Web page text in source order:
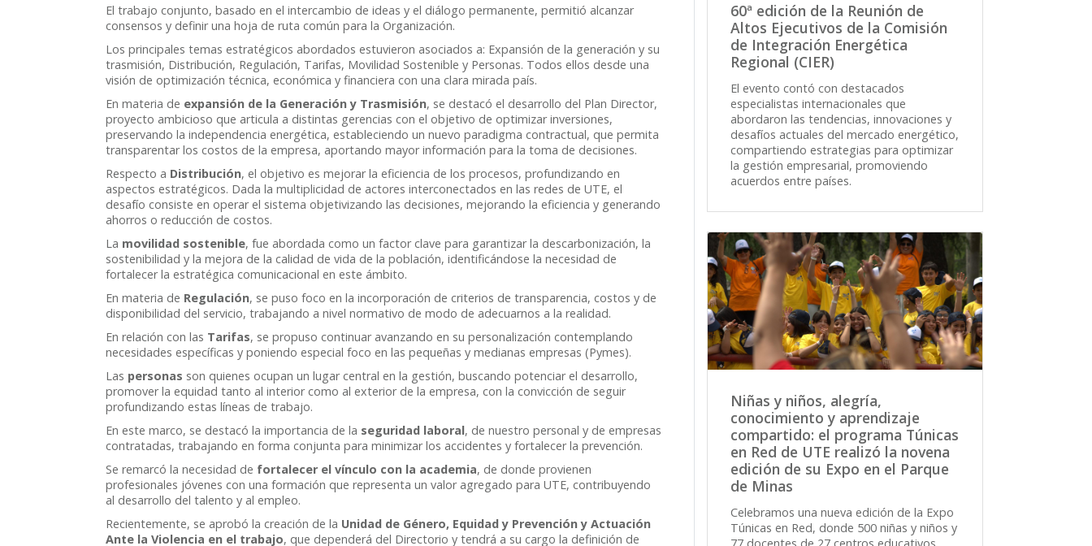
El trabajo conjunto, basado en el intercambio de ideas y el diálogo permanente, permitió alcanzar
consensos y definir una hoja de ruta común para la Organización.
Los principales temas estratégicos abordados estuvieron asociados a: Expansión de la generación y su
trasmisión, Distribución, Regulación, Tarifas, Movilidad Sostenible y Personas. Todos ellos desde una
visión de optimización técnica, económica y financiera con una clara mirada país.
En materia de expansión de la Generación y Trasmisión, se destacó el desarrollo del Plan Director,
proyecto ambicioso que articula a distintas gerencias con el objetivo de optimizar inversiones,
preservando la independencia energética, estableciendo un nuevo paradigma contractual, que permita
transparentar los costos de la empresa, aportando mayor información para la toma de decisiones.
Respecto a Distribución, el objetivo es mejorar la eficiencia de los procesos, profundizando en
aspectos estratégicos. Dada la multiplicidad de actores interconectados en las redes de UTE, el
desafío consiste en operar el sistema objetivizando las decisiones, mejorando la eficiencia y generando
ahorros o reducción de costos.
La movilidad sostenible, fue abordada como un factor clave para garantizar la descarbonización, la
sostenibilidad y la mejora de la calidad de vida de la población, identificándose la necesidad de
fortalecer la estratégica comunicacional en este ámbito.
En materia de Regulación, se puso foco en la incorporación de criterios de transparencia, costos y de
disponibilidad del servicio, trabajando a nivel normativo de modo de adecuarnos a la realidad.
En relación con las Tarifas, se propuso continuar avanzando en su personalización contemplando
necesidades específicas y poniendo especial foco en las pequeñas y medianas empresas (Pymes).
Las personas son quienes ocupan un lugar central en la gestión, buscando potenciar el desarrollo,
promover la equidad tanto al interior como al exterior de la empresa, con la convicción de seguir
profundizando estas líneas de trabajo.
En este marco, se destacó la importancia de la seguridad laboral, de nuestro personal y de empresas
contratadas, trabajando en forma conjunta para minimizar los accidentes y fortalecer la prevención.
Se remarcó la necesidad de fortalecer el vínculo con la academia, de donde provienen
profesionales jóvenes con una formación que representa un valor agregado para UTE, contribuyendo
al desarrollo del talento y al empleo.
Recientemente, se aprobó la creación de la Unidad de Género, Equidad y Prevención y Actuación
Ante la Violencia en el trabajo, que dependerá del Directorio y tendrá a su cargo la definición de
60ª edición de la Reunión de
Altos Ejecutivos de la Comisión
de Integración Energética
Regional (CIER)
El evento contó con destacados
especialistas internacionales que
abordaron las tendencias, innovaciones y
desafíos actuales del mercado energético,
compartiendo estrategias para optimizar
la gestión empresarial, promoviendo
acuerdos entre países.
Niñas y niños, alegría,
conocimiento y aprendizaje
compartido: el programa Túnicas
en Red de UTE realizó la novena
edición de su Expo en el Parque
de Minas
Celebramos una nueva edición de la Expo
Túnicas en Red, donde 500 niñas y niños y